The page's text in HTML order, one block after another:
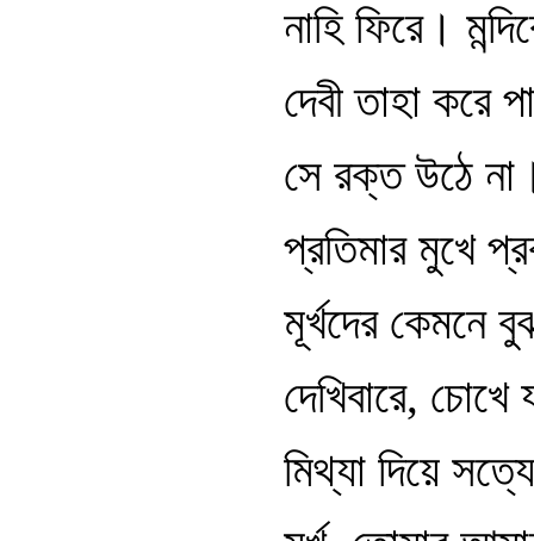
নাহি ফিরে।
দেবী তাহা করে
সে রক্ত উঠে
প্রতিমার মুখে
মূর্খদের কেমনে
দেখিবারে, চোখে
মিথ্যা দিয়ে